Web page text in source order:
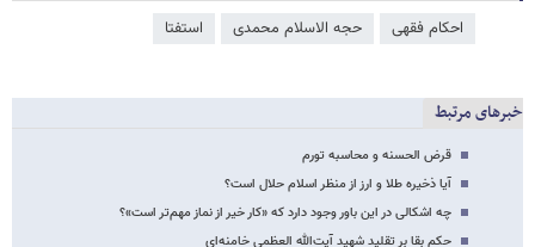
احکام فقهی حجه الاسلام محمدی استفتا
خبرهای مرتبط
قرض الحسنه و محاسبه تورم
آیا ذخیره طلا و ارز از منظر اسلام حلال است؟
چه اشکالی در این باور وجود دارد که «کار خیر از نماز مهم‌تر است»؟
حکم بقا بر تقلید شهید آیت‌الله العظمی خامنه‌ای